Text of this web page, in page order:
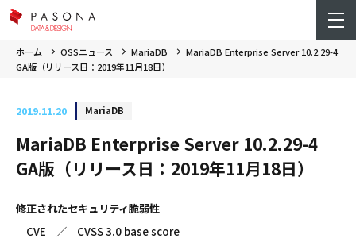
ホーム OSSニュース MariaDB
MariaDB Enterprise Server 10.2.29-4
GA版（リリース日：2019年11月18日）
2019.11.20 MariaDB
MariaDB Enterprise Server 10.2.29-4
GA版（リリース日：2019年11月18日）
修正されたセキュリティ脆弱性
CVE ／ CVSS 3.0 base score